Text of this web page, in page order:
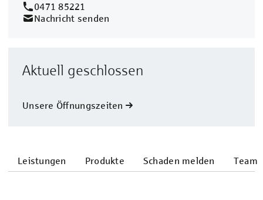
0471 85221
Nachricht senden
Aktuell geschlossen
Unsere Öffnungszeiten
Leistungen Produkte Schaden melden Team